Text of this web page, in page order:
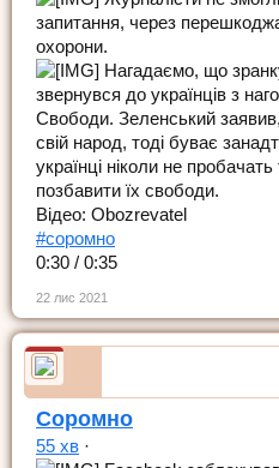
запитання, через
охорони.
Нагадаємо, що
звернувся до українців з
Свободи. Зеленський
свій народ, тоді буває
українці ніколи не
позбавити їх свободи.
Відео: Obozrevatel
#соромно
0:30 / 0:35
22 лис 2021
Соромно
55 хв ·